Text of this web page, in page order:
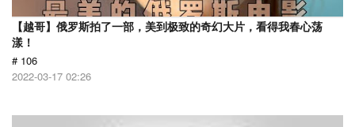
【越哥】俄罗斯拍了一部，美到极致的奇幻大片，看得我春心荡
漾！
# 106
2022-03-17 02:26